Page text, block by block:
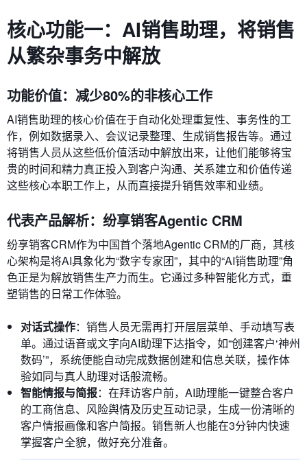
核心功能一：AI销售助理，将销售
从繁杂事务中解放
功能价值：减少80%的非核心工作
AI销售助理的核心价值在于自动化处理重复性、事务性的工
作，例如数据录入、会议记录整理、生成销售报告等。通过
将销售人员从这些低价值活动中解放出来，让他们能够将宝
贵的时间和精力真正投入到客户沟通、关系建立和价值传递
这些核心本职工作上，从而直接提升销售效率和业绩。
代表产品解析：纷享销客Agentic CRM
纷享销客CRM作为中国首个落地Agentic CRM的厂商，其核
心架构是将AI具象化为“数字专家团”，其中的“AI销售助理”角
色正是为解放销售生产力而生。它通过多种智能化方式，重
塑销售的日常工作体验。
对话式操作：销售人员无需再打开层层菜单、手动填写表
单。通过语音或文字向AI助理下达指令，如“创建客户‘神州
数码’”，系统便能自动完成数据创建和信息关联，操作体
验如同与真人助理对话般流畅。
智能情报与简报：在拜访客户前，AI助理能一键整合客户
的工商信息、风险舆情及历史互动记录，生成一份清晰的
客户情报画像和客户简报。销售新人也能在3分钟内快速
掌握客户全貌，做好充分准备。